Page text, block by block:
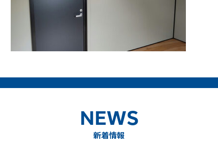
NEWS
新着情報